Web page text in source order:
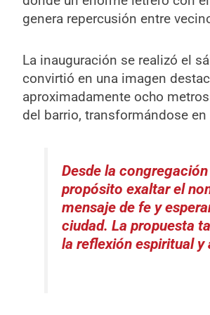
genera repercusión entre
La inauguración se realizó el
convirtió en una imagen
aproximadamente ocho
del barrio, transformándose
Desde la
propósito exaltar el
mensaje de fe y
ciudad. La propuesta
la reflexión espiritual